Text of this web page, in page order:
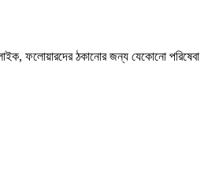
ফলোয়ারদের ঠকানোর জন্য যেকোনো পরিষেবা